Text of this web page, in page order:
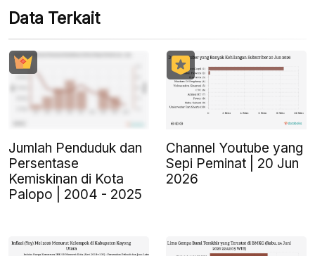
Data Terkait
Jumlah Penduduk dan
Persentase
Kemiskinan di Kota
Palopo | 2004 - 2025
Channel Youtube yang
Sepi Peminat | 20 Jun
2026